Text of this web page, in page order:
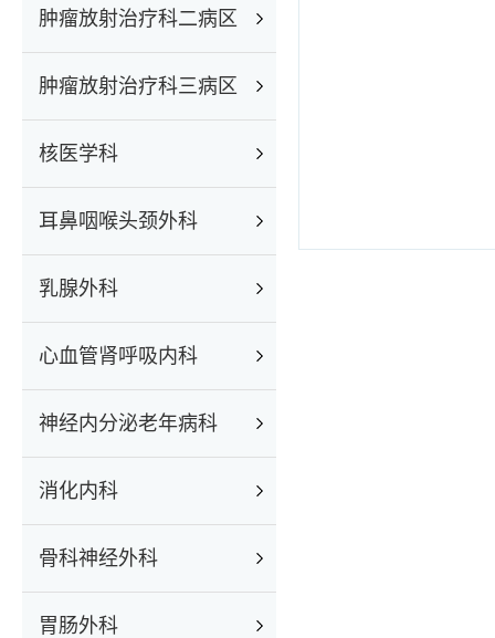
肿瘤放射治疗科二病区
肿瘤放射治疗科三病区
核医学科
耳鼻咽喉头颈外科
乳腺外科
心血管肾呼吸内科
神经内分泌老年病科
消化内科
骨科神经外科
胃肠外科